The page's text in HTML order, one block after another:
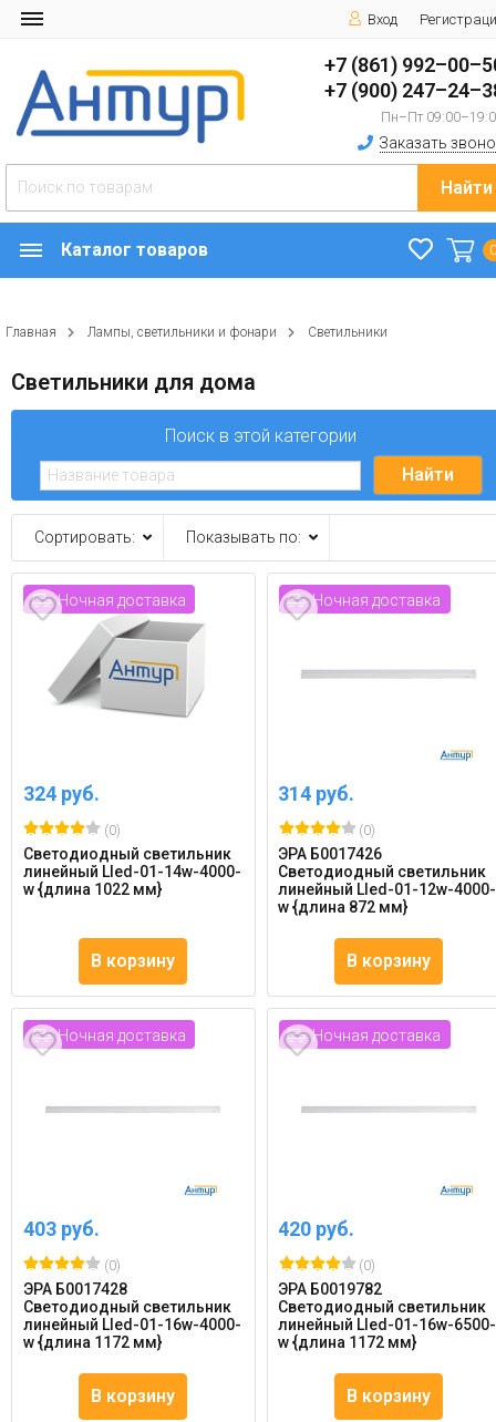
Вход
+7 (861)
+7 (900)
Пн–Пт
Заказать
Найти
Каталог товаров
Главная Лампы, светильники и фонари Светильники
Светильники для дома
Поиск в этой категории
Сортировать: Показывать по:
Ночная доставка
324 руб.
(0)
Светодиодный светильник
линейный Lled-01-14w-4000-
w {длина 1022 мм}
В корзину
Ночная доставка
314 руб.
(0)
ЭРА Б0017426
Светодиодный светильник
линейный Lled-01-12w-4000-
w {длина 872 мм}
В корзину
Ночная доставка
403 руб.
(0)
ЭРА Б0017428
Светодиодный светильник
линейный Lled-01-16w-4000-
w {длина 1172 мм}
В корзину
Ночная доставка
420 руб.
(0)
ЭРА Б0019782
Светодиодный светильник
линейный Lled-01-16w-6500-
w {длина 1172 мм}
В корзину